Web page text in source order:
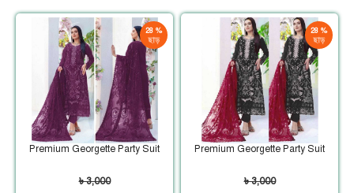
28 %
ছাড়
Premium Georgette Party Suit
৳ 3,000
28 %
ছাড়
Premium Georgette Party Suit
৳ 3,000